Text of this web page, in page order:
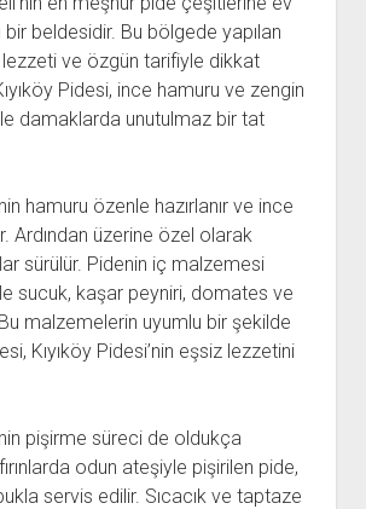
beldesidir. Bu bölgede yapılan
lezzeti ve özgün tarifiyle dikkat
Pidesi, ince hamuru ve zengin
damaklarda unutulmaz bir tat
hamuru özenle hazırlanır ve ince
Ardından üzerine özel olarak
sürülür. Pidenin iç malzemesi
sucuk, kaşar peyniri, domates ve
Bu malzemelerin uyumlu bir şekilde
Kıyıköy Pidesi’nin eşsiz lezzetini
pişirme süreci de oldukça
odun ateşiyle pişirilen pide,
servis edilir. Sıcacık ve taptaze